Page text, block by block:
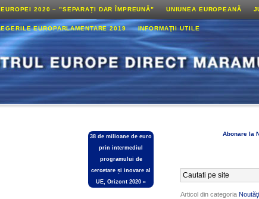
2020 – ”SEPARAȚI DAR ÎMPREUNĂ” UNIUNEA EUROPEANĂ
EUROPARLAMENTARE 2019 INFORMAŢII UTILE
3️8️ de milioane de euro
prin intermediul
programului de
cercetare și inovare al
UE, Orizont 2020 »
Abonare la
Articol din categoriaNoutăţi